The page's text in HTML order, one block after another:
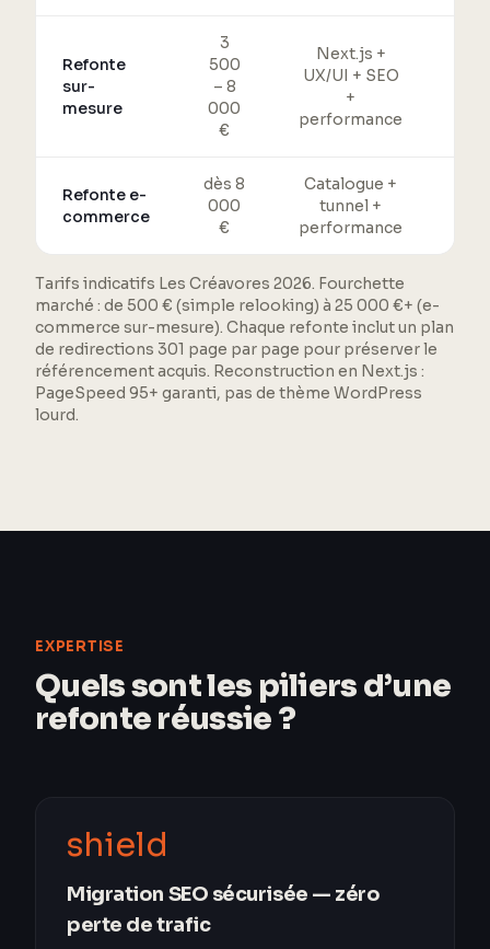
Refonte
sur-
mesure
3
500
– 8
000
€
Next.js +
UX/UI + SEO
+
performance
Refonte e-
commerce
dès 8
000
€
Catalogue +
tunnel +
performance
Tarifs indicatifs Les Créavores 2026. Fourchette
marché : de 500 € (simple relooking) à 25 000 €+ (e-
commerce sur-mesure). Chaque refonte inclut un plan
de redirections 301 page par page pour préserver le
référencement acquis. Reconstruction en Next.js :
PageSpeed 95+ garanti, pas de thème WordPress
lourd.
EXPERTISE
Quels sont les piliers d’une
refonte réussie ?
shield
Migration SEO sécurisée — zéro
perte de trafic